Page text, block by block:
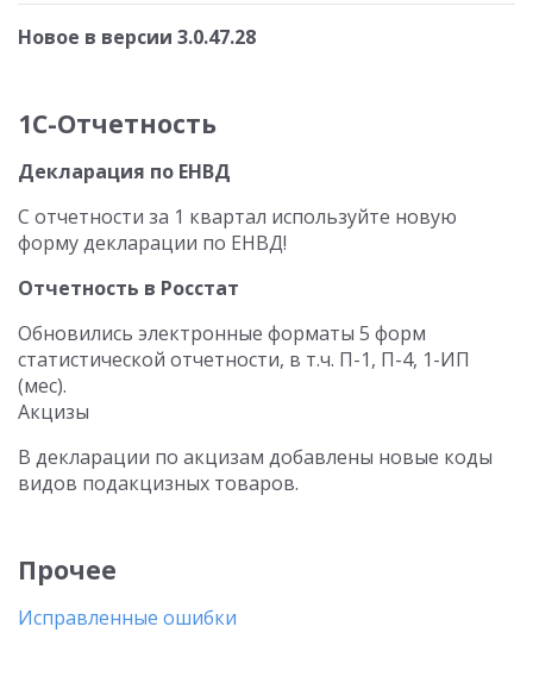
Новое в версии 3.0.47.28
1С-Отчетность
Декларация по ЕНВД
С отчетности за 1 квартал используйте новую
форму декларации по ЕНВД!
Отчетность в Росстат
Обновились электронные форматы 5 форм
статистической отчетности, в т.ч. П-1, П-4, 1-ИП
(мес).
Акцизы
В декларации по акцизам добавлены новые коды
видов подакцизных товаров.
Прочее
Исправленные ошибки